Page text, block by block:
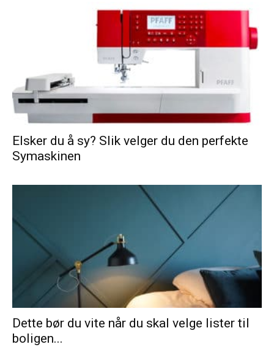
Elsker du å sy? Slik velger du den perfekte
Symaskinen
Dette bør du vite når du skal velge lister til
boligen...